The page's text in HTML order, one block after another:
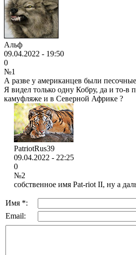
Альф
09.04.2022 - 19:50
0
№1
А разве у американцев были
Я видел только одну Кобру, да и то-в
камуфляже и в Северной Африке ?
PatriotRus39
09.04.2022 - 22:25
0
№2
собственное имя Pat-riot II, ну а
Имя *:
Email: